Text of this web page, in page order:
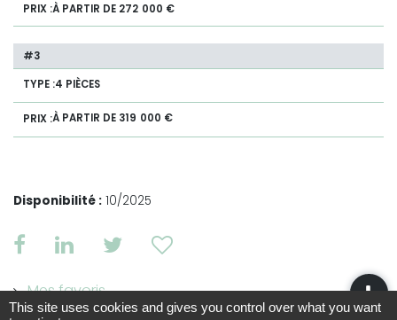
À PARTIR DE 272 000 €
4 PIÈCES
À PARTIR DE 319 000 €
Disponibilité : 10/2025
Mes favoris
This site uses cookies and gives you control over what you want